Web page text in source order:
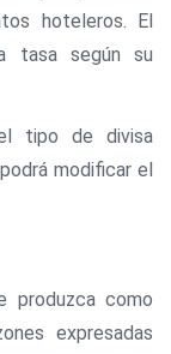
hoteleros. El
tasa según su
tipo de divisa
modificar el
produzca como
expresadas